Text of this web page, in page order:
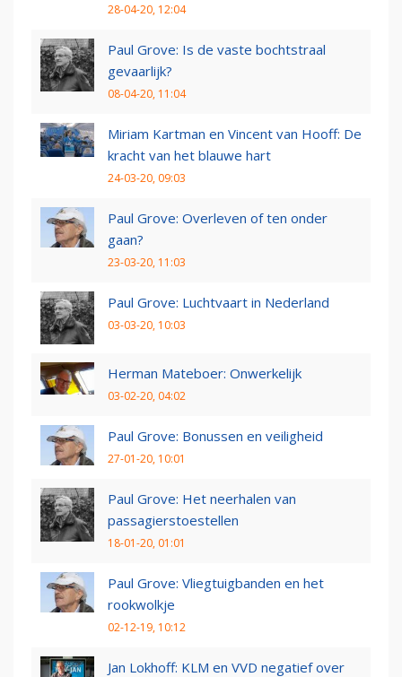
28-04-20, 12:04
Paul Grove: Is de vaste bochtstraal
gevaarlijk?
08-04-20, 11:04
Miriam Kartman en Vincent van Hooff: De
kracht van het blauwe hart
24-03-20, 09:03
Paul Grove: Overleven of ten onder
gaan?
23-03-20, 11:03
Paul Grove: Luchtvaart in Nederland
03-03-20, 10:03
Herman Mateboer: Onwerkelijk
03-02-20, 04:02
Paul Grove: Bonussen en veiligheid
27-01-20, 10:01
Paul Grove: Het neerhalen van
passagierstoestellen
18-01-20, 01:01
Paul Grove: Vliegtuigbanden en het
rookwolkje
02-12-19, 10:12
Jan Lokhoff: KLM en VVD negatief over